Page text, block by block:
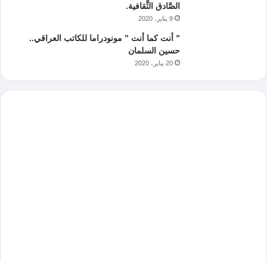
الصَّادق الثَّقافية.
9 يناير، 2020
” أنت كما أنت ” مونودراما للكاتب العراقي..
حسين السلمان
20 يناير، 2020